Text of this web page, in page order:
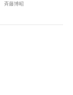
斉藤博昭